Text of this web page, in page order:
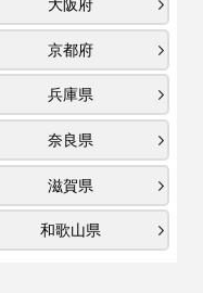
大阪府
京都府
兵庫県
奈良県
滋賀県
和歌山県